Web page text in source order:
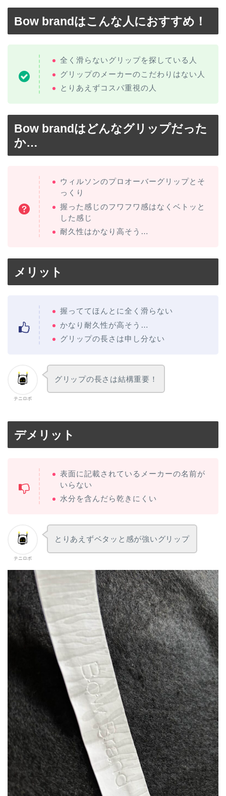
Bow brandはこんな人におすすめ！
全く滑らないグリップを探している人
グリップのメーカーのこだわりはない人
とりあえずコスパ重視の人
Bow brandはどんなグリップだった
か…
ウィルソンのプロオーバーグリップとそ
っくり
握った感じのフワフワ感はなくベトッと
した感じ
耐久性はかなり高そう…
メリット
握っててほんとに全く滑らない
かなり耐久性が高そう…
グリップの長さは申し分ない
テニロボ
グリップの長さは結構重要！
デメリット
表面に記載されているメーカーの名前が
いらない
水分を含んだら乾きにくい
テニロボ
とりあえずベタッと感が強いグリップ